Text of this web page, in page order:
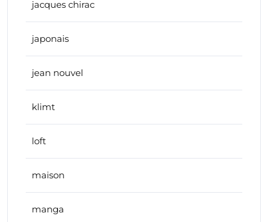
jacques chirac
japonais
jean nouvel
klimt
loft
maison
manga